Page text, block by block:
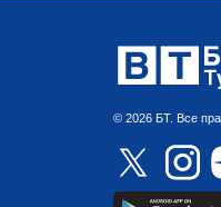
© 2026 БТ. Все